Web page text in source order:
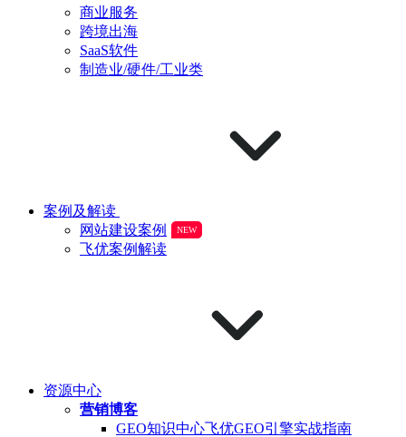
商业服务
跨境出海
SaaS软件
制造业/硬件/工业类
案例及解读
网站建设案例
NEW
飞优案例解读
资源中心
营销博客
GEO知识中心飞优GEO引擎实战指南